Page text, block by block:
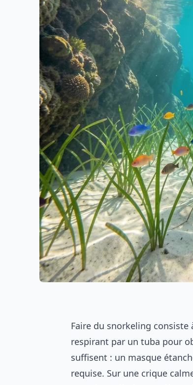
Faire du snorkeling consiste
respirant par un tuba pour
suffisent : un masque
requise. Sur une crique